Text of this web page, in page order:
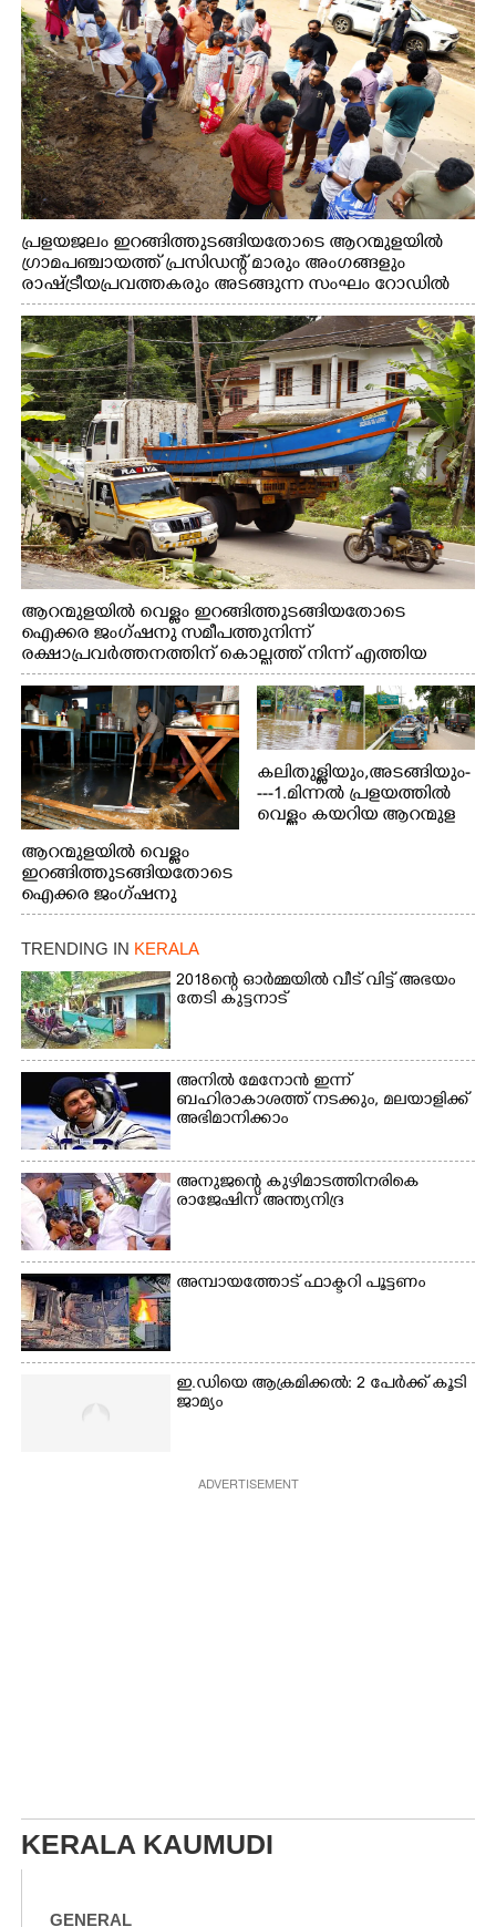
പ്രളയജലം ഇറങ്ങിത്തുടങ്ങിയതോടെ ആറന്മുളയിൽ
ഗ്രാമപഞ്ചായത്ത് പ്രസിഡന്റ് മാരും അംഗങ്ങളും
രാഷ്ട്രീയപ്രവത്തകരും അടങ്ങുന്ന സംഘം റോഡിൽ
അടിഞ്ഞ് കൂടിയ ചെളിയും മണ്ണും മറ്റ് മാലിന്യങ്ങളും
നീക്കം ചെയ്യുന്നു.
ആറന്മുളയിൽ വെള്ളം ഇറങ്ങിത്തുടങ്ങിയതോടെ
ഐക്കര ജംഗ്ഷനു സമീപത്തുനിന്ന്
രക്ഷാപ്രവർത്തനത്തിന് കൊല്ലത്ത് നിന്ന് എത്തിയ
ബോട്ടുകൾ തിരികെക്കൊണ്ടുപോകുന്നു.
ആറന്മുളയിൽ വെള്ളം
ഇറങ്ങിത്തുടങ്ങിയതോടെ
ഐക്കര ജംഗ്ഷനു
സമീപം ആറന്മുള
കിടങ്ങന്നൂർ റോഡിന്
സമീപം പ്രവർത്തിക്കു
ആറന്മുള തട്ടുകട കഴുകി
വൃത്തിയാക്കുന്നു.
കലിതുള്ളിയും,അടങ്ങിയും-
---1.മിന്നൽ പ്രളയത്തിൽ
വെള്ളം കയറിയ ആറന്മുള
ഇറങ്ങിപ്പോൾ
ത്തിന് ഓച്ചിറ അഴിക്കലിൽ
നിന്ന്എത്തിച്ച ബോട്ടും.
TRENDING IN KERALA
2018ന്റെ ഓർമ്മയിൽ വീട് വിട്ട് അഭയം
തേടി കുട്ടനാട്
അനിൽ മേനോൻ ഇന്ന്
ബഹിരാകാശത്ത് നടക്കും, മലയാളിക്ക്
അഭിമാനിക്കാം
അനുജന്റെ കുഴിമാടത്തിനരികെ
രാജേഷിന് അന്ത്യനിദ്ര
അമ്പായത്തോട് ഫാക്ടറി പൂട്ടണം
ഇ.ഡിയെ ആക്രമിക്കൽ: 2 പേർക്ക് കൂടി
ജാമ്യം
ADVERTISEMENT
KERALA KAUMUDI
GENERAL